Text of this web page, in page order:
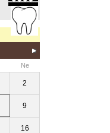
Ne
2
9
16